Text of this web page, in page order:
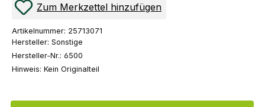
Zum Merkzettel hinzufügen
Artikelnummer: 25713071
Hersteller: Sonstige
Hersteller-Nr.: 6500
Hinweis: Kein Originalteil